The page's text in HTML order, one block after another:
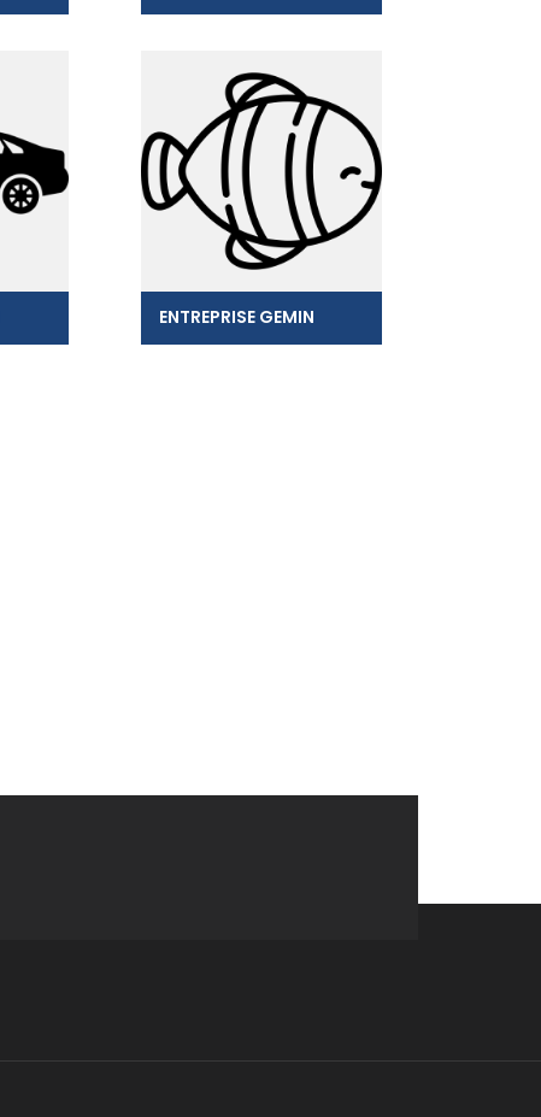
ENTREPRISE GEMIN